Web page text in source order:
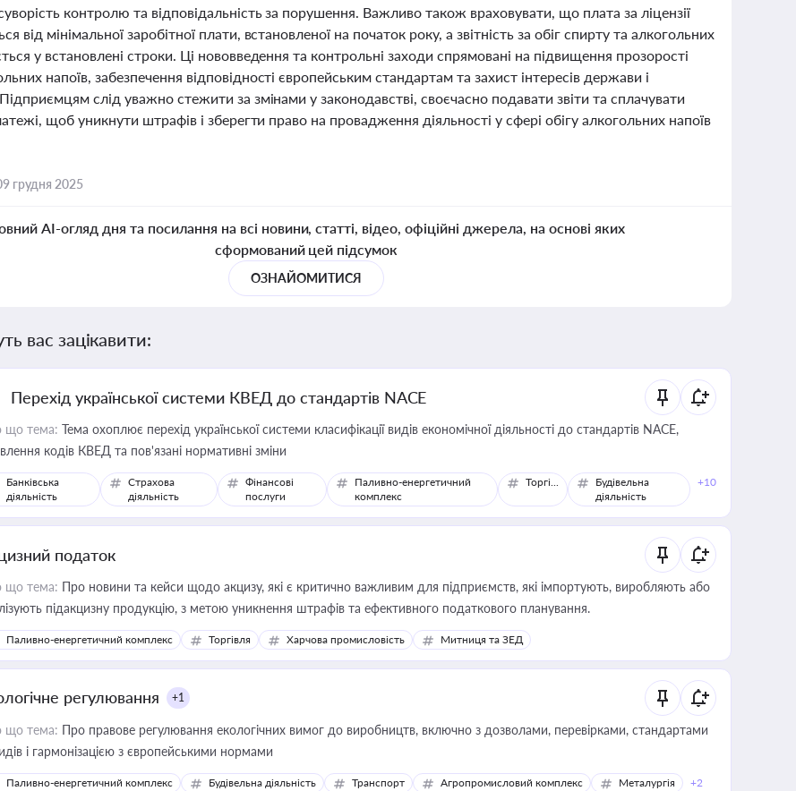
контролю та відповідальність за порушення. Важливо також враховувати, що плата за ліцензії
від мінімальної заробітної плати, встановленої на початок року, а звітність за обіг спирту та алкогольних
у встановлені строки. Ці нововведення та контрольні заходи спрямовані на підвищення прозорості
напоїв, забезпечення відповідності європейським стандартам та захист інтересів держави і
слід уважно стежити за змінами у законодавстві, своєчасно подавати звіти та сплачувати
щоб уникнути штрафів і зберегти право на провадження діяльності у сфері обігу алкогольних напоїв
грудня 2025
AI-огляд дня та посилання на всі новини, статті, відео, офіційні джерела, на основі яких
сформований цей підсумок
ОЗНАЙОМИТИСЯ
вас зацікавити:
Перехід української системи КВЕД до стандартів NACE
що тема: Тема охоплює перехід української системи класифікації видів економічної діяльності до стандартів NACE,
кодів КВЕД та пов'язані нормативні зміни
Банківська
діяльність
Страхова
діяльність
Фінансові
послуги
Паливно-енергетичний
комплекс
Торгівля
Будівельна
діяльність
+10
податок
що тема: Про новини та кейси щодо акцизу, які є критично важливим для підприємств, які імпортують, виробляють або
підакцизну продукцію, з метою уникнення штрафів та ефективного податкового планування.
Паливно-енергетичний комплекс Торгівля Харчова промисловість Митниця та ЗЕД
регулювання +1
що тема: Про правове регулювання екологічних вимог до виробництв, включно з дозволами, перевірками, стандартами
і гармонізацією з європейськими нормами
Паливно-енергетичний комплекс Будівельна діяльність Транспорт Агропромисловий комплекс Металургія +2